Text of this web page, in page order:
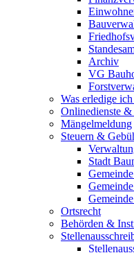
Archiv
VG
Was erledige
Onlinedienste
Mängelmeldung
Steuern &
Stadt
Ortsrecht
Behörden &